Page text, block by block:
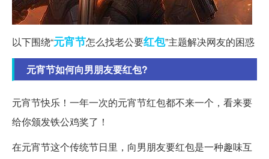
以下围绕“元宵节怎么找老公要红包”主题解决网友的困惑
元宵节如何向男朋友要红包?
元宵节快乐！一年一次的元宵节红包都不来一个，看来要
给你颁发铁公鸡奖了！
在元宵节这个传统节日里，向男朋友要红包是一种趣味互